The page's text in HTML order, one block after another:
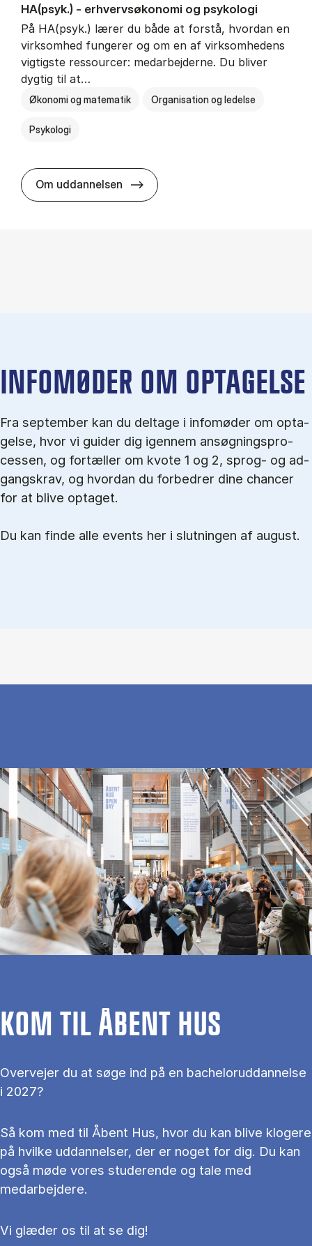
HA(psyk.) - erhvervs­økonomi og psy­ko­lo­gi
På HA(psyk.) lærer du både at forstå, hvordan en
virksomhed fungerer og om en af virksomhedens
vigtigste ressourcer: medarbejderne. Du bliver
dygtig til at…
Økonomi og matematik Organisation og ledelse
Psykologi
Om uddannelsen HA(psyk.) - erhvervs­økonomi og
IN­FO­MØ­DER OM OP­TA­GEL­SE
Fra september kan du del­tage i in­fo­mø­der om op­ta­
gel­se, hvor vi gu­i­der dig igen­nem an­søg­nings­pro­
ces­sen, og for­tæl­ler om kvo­te 1 og 2, sprog- og ad­
gangs­krav, og hvordan du forbedrer dine chancer
for at blive optaget.
Du kan finde alle events her i slutningen af august.
KOM TIL ÅBENT HUS
Overvejer du at søge ind på en bacheloruddannelse
i 2027?
Så kom med til Åbent Hus, hvor du kan blive klogere
på hvilke uddannelser, der er noget for dig. Du kan
også møde vores studerende og tale med
medarbejdere.
Vi glæder os til at se dig!